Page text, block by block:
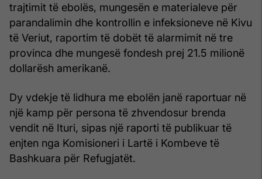
trajtimit të ebolës, mungesën e materialeve për
parandalimin dhe kontrollin e infeksioneve në Kivu
të Veriut, raportim të dobët të alarmimit në tre
provinca dhe mungesë fondesh prej 21.5 milionë
dollarësh amerikanë.
Dy vdekje të lidhura me ebolën janë raportuar në
një kamp për persona të zhvendosur brenda
vendit në Ituri, sipas një raporti të publikuar të
enjten nga Komisioneri i Lartë i Kombeve të
Bashkuara për Refugjatët.